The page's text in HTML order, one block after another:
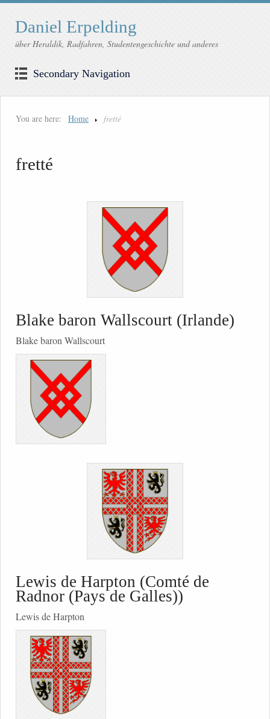
Daniel Erpelding
über Heraldik, Radfahren, Studentengeschichte und anderes
Secondary Navigation
You are here: Home fretté
fretté
Blake baron Wallscourt (Irlande)
Blake baron Wallscourt
Lewis de Harpton (Comté de
Radnor (Pays de Galles))
Lewis de Harpton